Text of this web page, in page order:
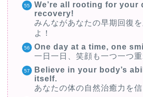
We’re all rooting for your
recovery!
みんながあなたの早期回復
よ！
One day at a time, one
一日一日、笑顔も一つ一つ重
Believe in your body’s
itself.
あなたの体の自然治癒力を信